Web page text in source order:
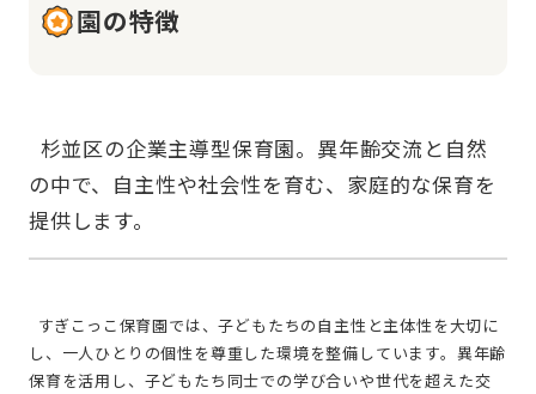
園の特徴
の中で、自主性や社会性を育む、家庭的な保育を
し、一人ひとりの個性を尊重した環境を整備しています。異年齢
保育を活用し、子どもたち同士での学び合いや世代を超えた交